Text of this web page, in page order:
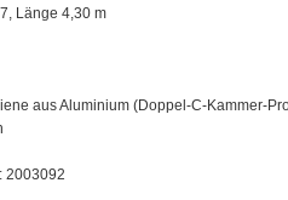
Länge 4,30 m
aus Aluminium (Doppel-C-Kammer-
2003092